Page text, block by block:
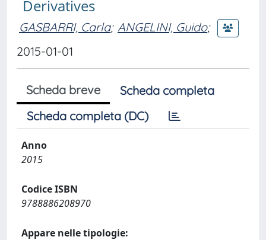
Derivatives
GASBARRI, Carla; ANGELINI, Guido;
2015-01-01
Scheda breve
Scheda completa
Scheda completa (DC)
Anno
2015
Codice ISBN
9788886208970
Appare nelle tipologie: